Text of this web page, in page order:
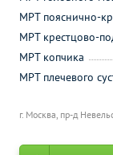
г. Москва, пр-д
МРТ пояснично-
МРТ крестцово-
МРТ копчика
МРТ плечевого